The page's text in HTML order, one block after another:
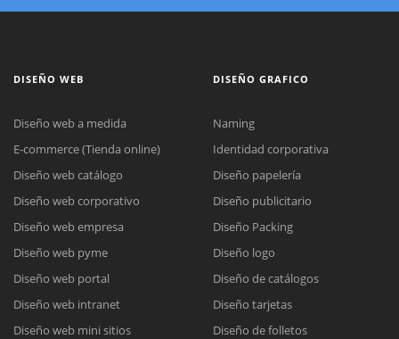
DISEÑO WEB
Diseño web a medida
E-commerce (Tienda online)
Diseño web catálogo
Diseño web corporativo
Diseño web empresa
Diseño web pyme
Diseño web portal
Diseño web intranet
Diseño web mini sitios
DISEÑO GRAFICO
Naming
Identidad corporativa
Diseño papelería
Diseño publicitario
Diseño Packing
Diseño logo
Diseño de catálogos
Diseño tarjetas
Diseño de folletos